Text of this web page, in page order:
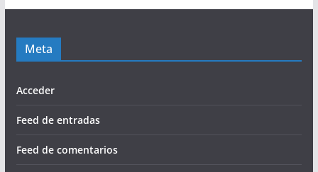
Meta
Acceder
Feed de entradas
Feed de comentarios